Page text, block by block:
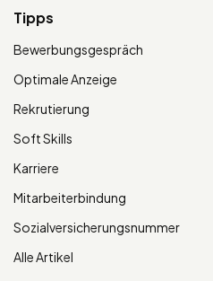
Tipps
Bewerbungsgespräch
Optimale Anzeige
Rekrutierung
Soft Skills
Karriere
Mitarbeiterbindung
Sozialversicherungsnummer
Alle Artikel